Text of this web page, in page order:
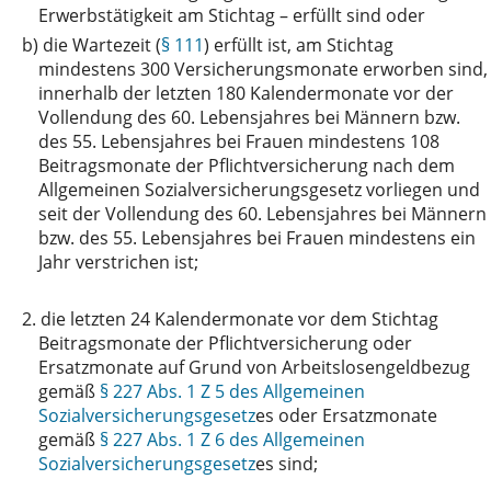
Erwerbstätigkeit am Stichtag – erfüllt sind oder
b) die Wartezeit (§ 111) erfüllt ist, am Stichtag
mindestens 300 Versicherungsmonate erworben sind,
innerhalb der letzten 180 Kalendermonate vor der
Vollendung des 60. Lebensjahres bei Männern bzw.
des 55. Lebensjahres bei Frauen mindestens 108
Beitragsmonate der Pflichtversicherung nach dem
Allgemeinen Sozialversicherungsgesetz vorliegen und
seit der Vollendung des 60. Lebensjahres bei Männern
bzw. des 55. Lebensjahres bei Frauen mindestens ein
Jahr verstrichen ist;
2. die letzten 24 Kalendermonate vor dem Stichtag
Beitragsmonate der Pflichtversicherung oder
Ersatzmonate auf Grund von Arbeitslosengeldbezug
gemäß § 227 Abs. 1 Z 5 des Allgemeinen
Sozialversicherungsgesetzes oder Ersatzmonate
gemäß § 227 Abs. 1 Z 6 des Allgemeinen
Sozialversicherungsgesetzes sind;